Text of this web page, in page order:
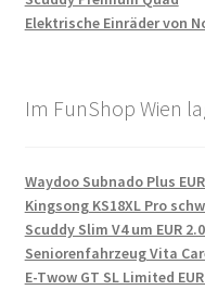
Elektrische Einräder von
Im FunShop Wien
Waydoo Subnado Plus
Kingsong KS18XL Pro
Scuddy Slim V4 um EUR
Seniorenfahrzeug Vita
E-Twow GT SL Limited